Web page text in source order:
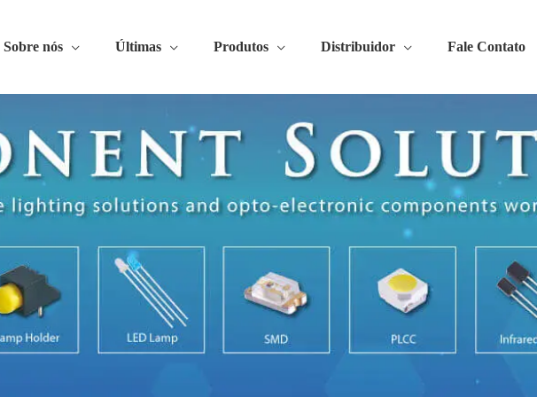
Sobre nós Últimas Produtos Distribuidor Fale Contato